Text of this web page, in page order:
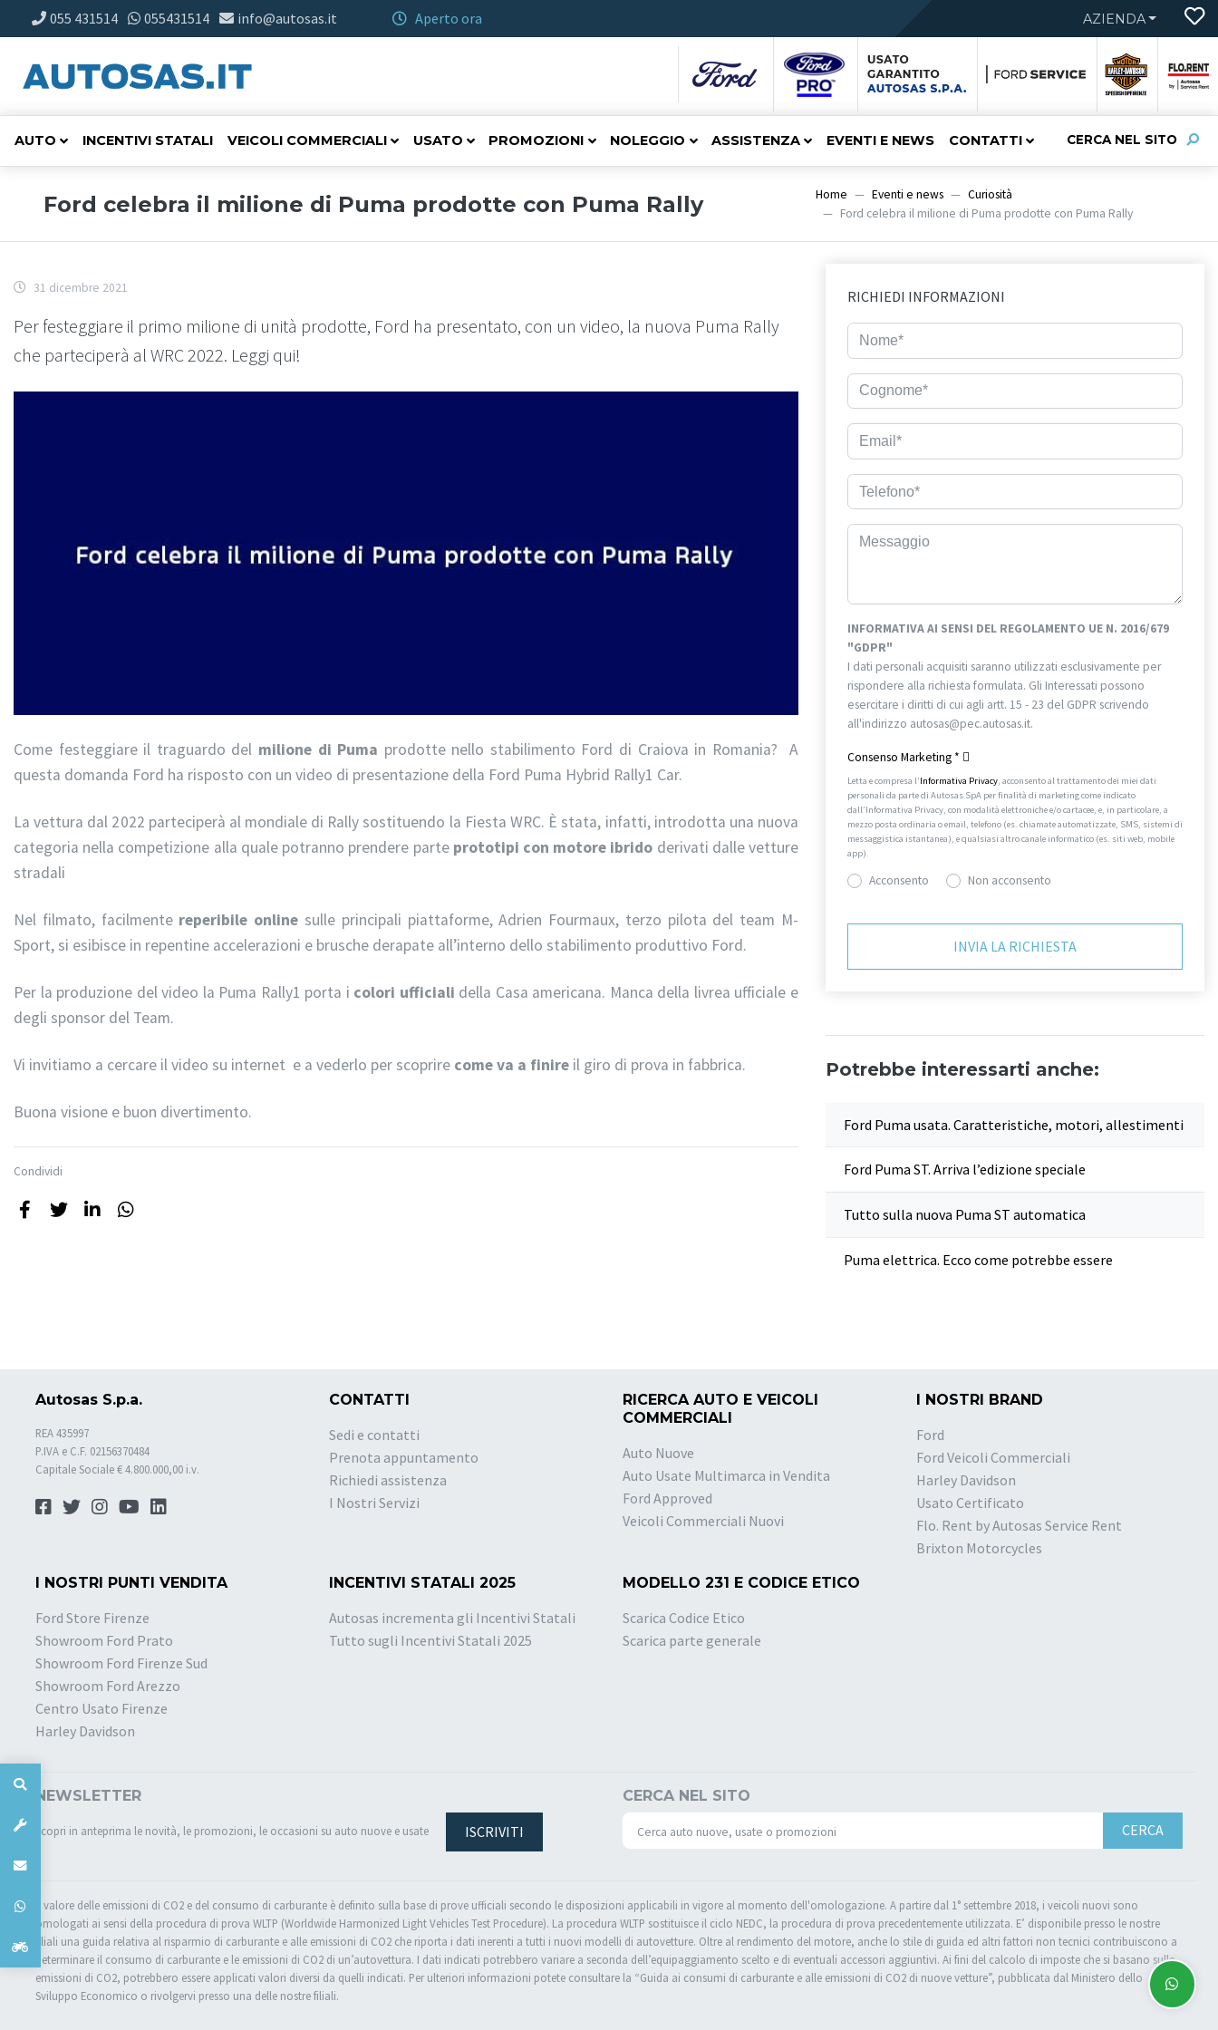
055 431514 055431514 info@autosas.it Aperto ora AZIENDA
CERCA NEL SITO
AUTO INCENTIVI STATALI VEICOLI COMMERCIALI USATO PROMOZIONI NOLEGGIO ASSISTENZA EVENTI E NEWS CONTATTI
Ford celebra il milione di Puma prodotte con Puma Rally Home Eventi e news
Curiosità
Ford celebra il milione di Puma prodotte con Puma Rally
31 dicembre 2021
Per festeggiare il primo milione di unità prodotte, Ford ha presentato, con un video, la nuova Puma Rally
che parteciperà al WRC 2022. Leggi qui!
Come festeggiare il traguardo del milione di Puma prodotte nello stabilimento Ford di Craiova in Romania? A
questa domanda Ford ha risposto con un video di presentazione della Ford Puma Hybrid Rally1 Car.
La vettura dal 2022 parteciperà al mondiale di Rally sostituendo la Fiesta WRC. È stata, infatti, introdotta una nuova
categoria nella competizione alla quale potranno prendere parte prototipi con motore ibrido derivati dalle vetture
stradali
Nel filmato, facilmente reperibile online sulle principali piattaforme, Adrien Fourmaux, terzo pilota del team M-
Sport, si esibisce in repentine accelerazioni e brusche derapate all’interno dello stabilimento produttivo Ford.
Per la produzione del video la Puma Rally1 porta i colori ufficiali della Casa americana. Manca della livrea ufficiale e
degli sponsor del Team.
Vi invitiamo a cercare il video su internet e a vederlo per scoprire come va a finire il giro di prova in fabbrica.
Buona visione e buon divertimento.
Condividi
RICHIEDI INFORMAZIONI
INFORMATIVA AI SENSI DEL REGOLAMENTO UE N. 2016/679
"GDPR"
I dati personali acquisiti saranno utilizzati esclusivamente per
rispondere alla richiesta formulata. Gli Interessati possono
esercitare i diritti di cui agli artt. 15 - 23 del GDPR scrivendo
all'indirizzo autosas@pec.autosas.it.
Consenso Marketing *
Letta e compresa l’Informativa Privacy, acconsento al trattamento dei miei dati
personali da parte di Autosas SpA per finalità di marketing come indicato
dall’Informativa Privacy, con modalità elettroniche e/o cartacee, e, in particolare, a
mezzo posta ordinaria o email, telefono (es. chiamate automatizzate, SMS, sistemi di
messaggistica istantanea), e qualsiasi altro canale informatico (es. siti web, mobile
app).
Acconsento Non acconsento
Potrebbe interessarti anche:
Ford Puma usata. Caratteristiche, motori, allestimenti
Ford Puma ST. Arriva l’edizione speciale
Tutto sulla nuova Puma ST automatica
Puma elettrica. Ecco come potrebbe essere
Autosas S.p.a.
REA 435997
P.IVA e C.F. 02156370484
Capitale Sociale € 4.800.000,00 i.v.
CONTATTI
Sedi e contatti
Prenota appuntamento
Richiedi assistenza
I Nostri Servizi
RICERCA AUTO E VEICOLI
COMMERCIALI
Auto Nuove
Auto Usate Multimarca in Vendita
Ford Approved
Veicoli Commerciali Nuovi
I NOSTRI BRAND
Ford
Ford Veicoli Commerciali
Harley Davidson
Usato Certificato
Flo. Rent by Autosas Service Rent
Brixton Motorcycles
I NOSTRI PUNTI VENDITA
Ford Store Firenze
Showroom Ford Prato
Showroom Ford Firenze Sud
Showroom Ford Arezzo
Centro Usato Firenze
Harley Davidson
INCENTIVI STATALI 2025
Autosas incrementa gli Incentivi Statali
Tutto sugli Incentivi Statali 2025
MODELLO 231 E CODICE ETICO
Scarica Codice Etico
Scarica parte generale
NEWSLETTER
Scopri in anteprima le novità, le promozioni, le occasioni su auto nuove e usate ISCRIVITI
CERCA NEL SITO
CERCA
Il valore delle emissioni di CO2 e del consumo di carburante è definito sulla base di prove ufficiali secondo le disposizioni applicabili in vigore al momento dell'omologazione. A partire dal 1° settembre 2018, i veicoli nuovi sono
omologati ai sensi della procedura di prova WLTP (Worldwide Harmonized Light Vehicles Test Procedure). La procedura WLTP sostituisce il ciclo NEDC, la procedura di prova precedentemente utilizzata. E’ disponibile presso le nostre
filiali una guida relativa al risparmio di carburante e alle emissioni di CO2 che riporta i dati inerenti a tutti i nuovi modelli di autovetture. Oltre al rendimento del motore, anche lo stile di guida ed altri fattori non tecnici contribuiscono a
determinare il consumo di carburante e le emissioni di CO2 di un’autovettura. I dati indicati potrebbero variare a seconda dell’equipaggiamento scelto e di eventuali accessori aggiuntivi. Ai fini del calcolo di imposte che si basano sulle
emissioni di CO2, potrebbero essere applicati valori diversi da quelli indicati. Per ulteriori informazioni potete consultare la “Guida ai consumi di carburante e alle emissioni di CO2 di nuove vetture”, pubblicata dal Ministero dello
Sviluppo Economico o rivolgervi presso una delle nostre filiali.